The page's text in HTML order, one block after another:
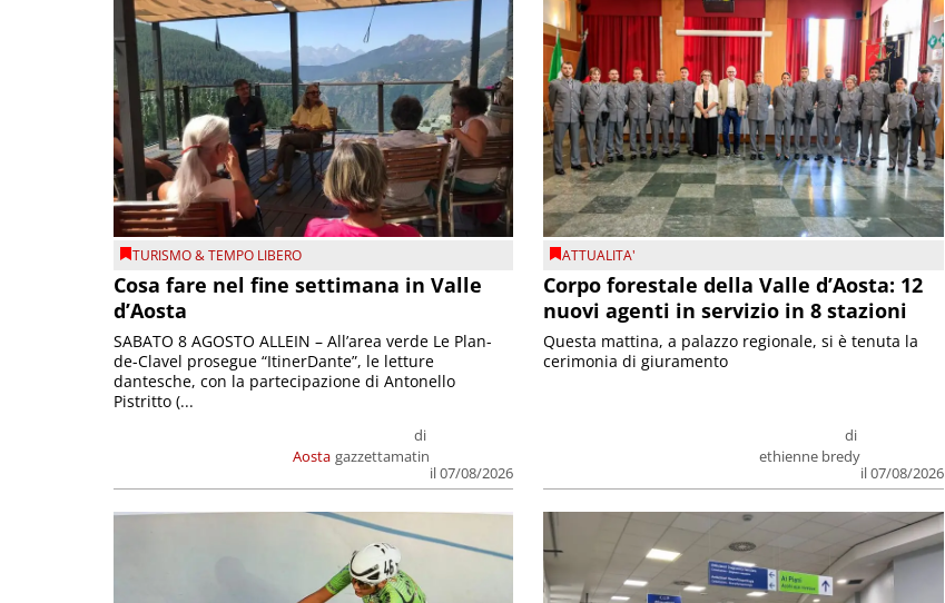
TURISMO & TEMPO LIBERO
Cosa fare nel fine settimana in Valle
d’Aosta
Aosta
di
gazzettamatin
il 07/08/2026
SABATO 8 AGOSTO ALLEIN – All’area verde Le Plan-
de-Clavel prosegue “ItinerDante”, le letture
dantesche, con la partecipazione di Antonello
Pistritto (...
ATTUALITA'
Corpo forestale della Valle d’Aosta: 12
nuovi agenti in servizio in 8 stazioni
di
ethienne bredy
il 07/08/2026
Questa mattina, a palazzo regionale, si è tenuta la
cerimonia di giuramento